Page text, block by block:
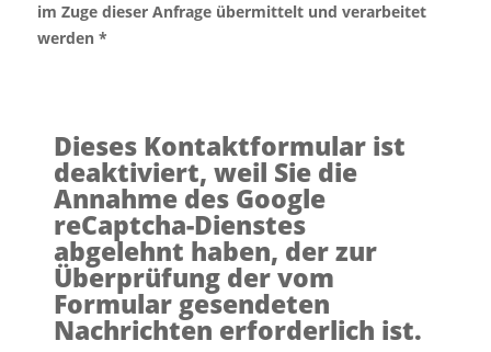
im Zuge dieser Anfrage übermittelt und verarbeitet
werden *
Dieses Kontaktformular ist
deaktiviert, weil Sie die
Annahme des Google
reCaptcha-Dienstes
abgelehnt haben, der zur
Überprüfung der vom
Formular gesendeten
Nachrichten erforderlich ist.